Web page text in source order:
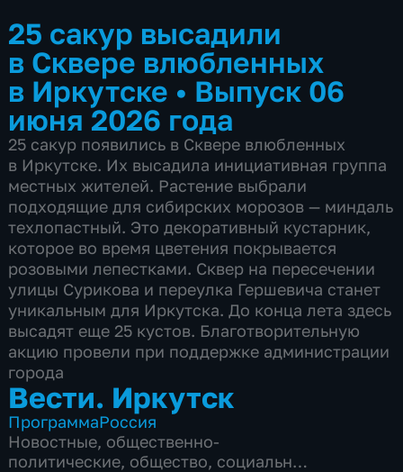
25 сакур высадили
в Сквере влюбленных
в Иркутске • Выпуск 06
июня 2026 года
25 сакур появились в Сквере влюбленных
в Иркутске. Их высадила инициативная группа
местных жителей. Растение выбрали
подходящие для сибирских морозов — миндаль
техлопастный. Это декоративный кустарник,
которое во время цветения покрывается
розовыми лепестками. Сквер на пересечении
улицы Сурикова и переулка Гершевича станет
уникальным для Иркутска. До конца лета здесь
высадят еще 25 кустов. Благотворительную
акцию провели при поддержке администрации
города
Вести. Иркутск
ПрограммаРоссия
Новостные, общественно-
политические, общество, социально-